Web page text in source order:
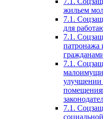
жильем
7.1.
для
7.1.
патронажа
7.1.
7.1.